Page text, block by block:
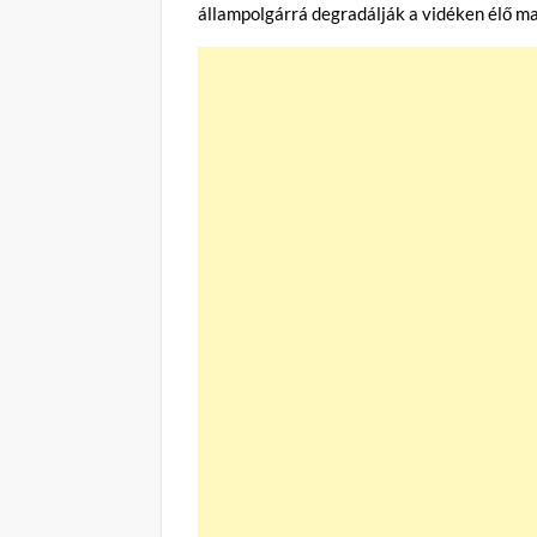
állampolgárrá degradálják a vidéken élő